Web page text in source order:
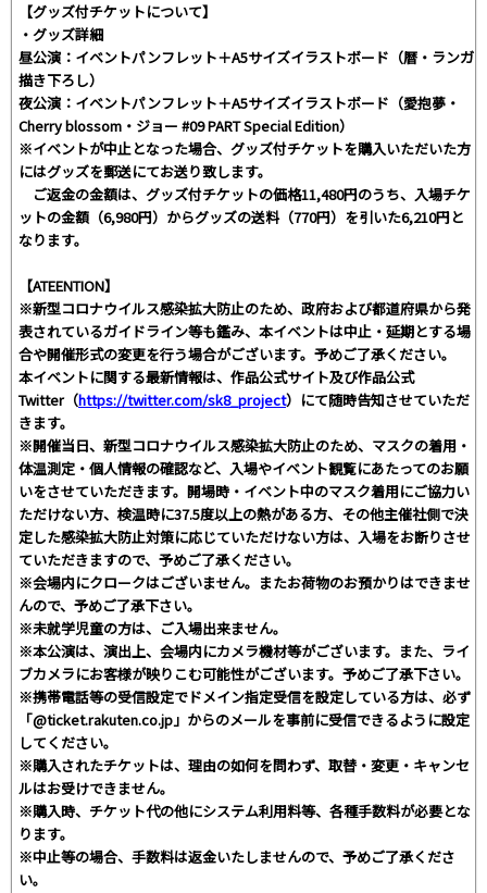
【グッズ付チケットについて】
・グッズ詳細
昼公演：イベントパンフレット＋A5サイズイラストボード（暦・ランガ
描き下ろし）
夜公演：イベントパンフレット＋A5サイズイラストボード（愛抱夢・
Cherry blossom・ジョー #09 PART Special Edition）
※イベントが中止となった場合、グッズ付チケットを購入いただいた方
にはグッズを郵送にてお送り致します。
ご返金の金額は、グッズ付チケットの価格11,480円のうち、入場チケ
ットの金額（6,980円）からグッズの送料（770円）を引いた6,210円と
なります。
【ATEENTION】
※新型コロナウイルス感染拡大防止のため、政府および都道府県から発
表されているガイドライン等も鑑み、本イベントは中止・延期とする場
合や開催形式の変更を行う場合がございます。予めご了承ください。
本イベントに関する最新情報は、作品公式サイト及び作品公式
Twitter（https://twitter.com/sk8_project）にて随時告知させていただ
きます。
※開催当日、新型コロナウイルス感染拡大防止のため、マスクの着用・
体温測定・個人情報の確認など、入場やイベント観覧にあたってのお願
いをさせていただきます。開場時・イベント中のマスク着用にご協力い
ただけない方、検温時に37.5度以上の熱がある方、その他主催社側で決
定した感染拡大防止対策に応じていただけない方は、入場をお断りさせ
ていただきますので、予めご了承ください。
※会場内にクロークはございません。またお荷物のお預かりはできませ
んので、予めご了承下さい。
※未就学児童の方は、ご入場出来ません。
※本公演は、演出上、会場内にカメラ機材等がございます。また、ライ
ブカメラにお客様が映りこむ可能性がございます。予めご了承下さい。
※携帯電話等の受信設定でドメイン指定受信を設定している方は、必ず
「@ticket.rakuten.co.jp」からのメールを事前に受信できるように設定
してください。
※購入されたチケットは、理由の如何を問わず、取替・変更・キャンセ
ルはお受けできません。
※購入時、チケット代の他にシステム利用料等、各種手数料が必要とな
ります。
※中止等の場合、手数料は返金いたしませんので、予めご了承くださ
い。